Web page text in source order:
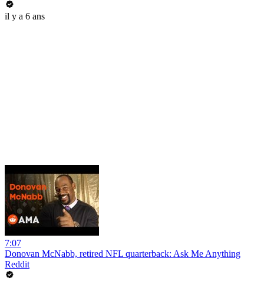
il y a 6 ans
7:07
Donovan McNabb, retired NFL quarterback: Ask Me Anything
Reddit